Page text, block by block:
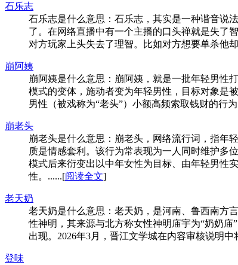
石乐志
石乐志是什么意思：石乐志，其实是一种谐音说
了。在网络直播中有一个主播的口头禅就是失了
对方玩家上头失去了理智。比如对方想要单杀他
崩阿姨
崩阿姨是什么意思：崩阿姨，就是一批年轻男性
模式的变体，施动者变为年轻男性，目标对象是
男性（被戏称为“老头”）小额高频索取钱财的行
崩老头
崩老头是什么意思：崩老头，网络流行词，指年
质是情感套利。该行为常表现为一人同时维护多
模式后来衍变出以中年女性为目标、由年轻男性
性。......[阅读全文]
老天奶
老天奶是什么意思：老天奶，是河南、鲁西南方
性神明，其来源与北方称女性神明庙宇为“奶奶
出现。2026年3月，晋江文学城在内容审核说明
登味